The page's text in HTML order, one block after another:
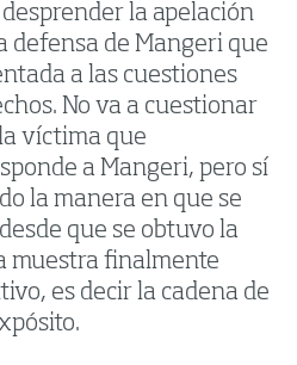
la apelación
defensa de Mangeri que
a las cuestiones
No va a cuestionar
víctima que
a Mangeri, pero sí
la manera en que se
que se obtuvo la
muestra finalmente
es decir la cadena de